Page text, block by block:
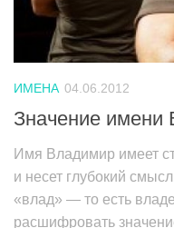
ИМЕНА 04.06.2012
Значение имени
Имя Владимир имеет
и несет глубокий
«влад» — то есть
расшифровать